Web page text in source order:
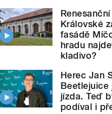
Královské
fasádě
hradu
kladivo?
Herec Jan
Beetlejuice
jízda. Teď
podíval i